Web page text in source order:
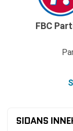
FBC
SIDANS